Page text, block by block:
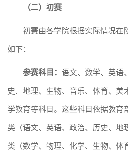
（二）初赛
初赛由各学院根据实际情况在
如下：
参赛科目： 语文、数学、英语
史、地理、生物、音乐、体育、美
学教育等科目。这些科目依据教育
类（语文、英语、政治、历史、地
类（数学、物理、化学、生物、体